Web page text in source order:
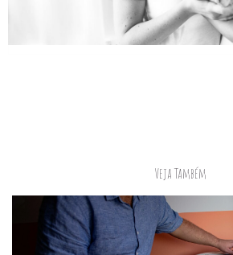
Veja Também